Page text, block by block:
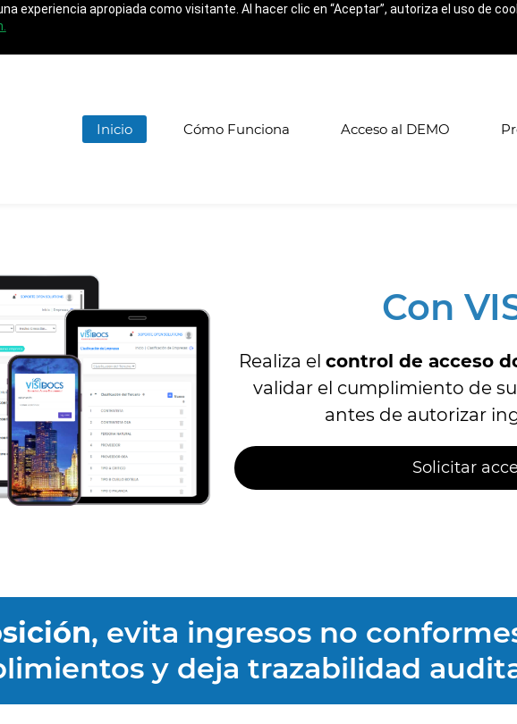
experiencia apropiada como visitante. Al hacer clic en “Aceptar”, autoriza el uso de
Inicio Cómo Funciona Acceso al DEMO
Con
Realiza el control de acceso
validar el cumplimiento de
antes de autorizar
Solicitar
, evita ingresos no
y deja trazabilidad